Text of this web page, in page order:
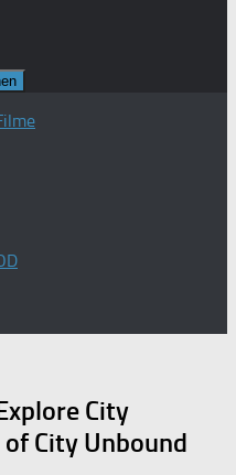
City
City Unbound